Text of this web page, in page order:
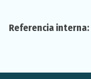
Referencia interna: